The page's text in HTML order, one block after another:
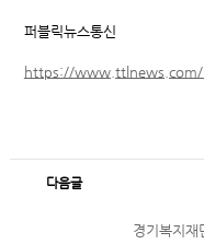
퍼블릭뉴스통신
https://
다음글
경기복지재